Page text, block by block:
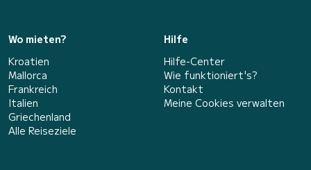
Wo mieten?
Kroatien
Mallorca
Frankreich
Italien
Griechenland
Alle Reiseziele
Hilfe
Hilfe-Center
Wie funktioniert's?
Kontakt
Meine Cookies verwalten